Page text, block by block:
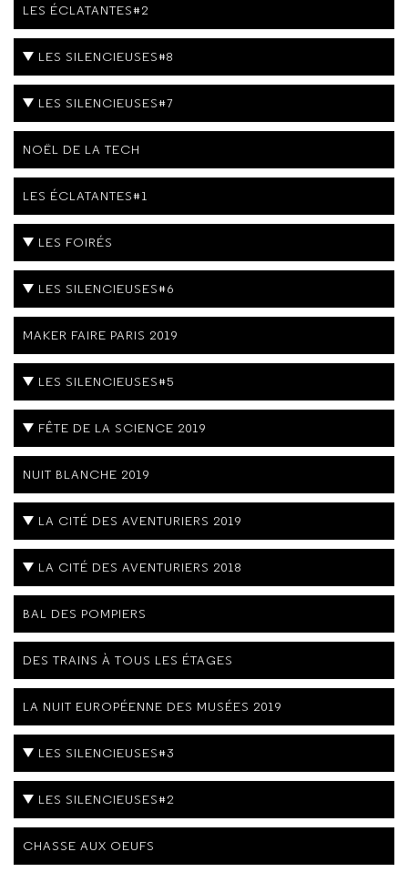
LES ÉCLATANTES#2
LES SILENCIEUSES#8
LES SILENCIEUSES#7
NOËL DE LA TECH
LES ÉCLATANTES#1
LES FOIRÉS
LES SILENCIEUSES#6
MAKER FAIRE PARIS 2019
LES SILENCIEUSES#5
FÊTE DE LA SCIENCE 2019
NUIT BLANCHE 2019
LA CITÉ DES AVENTURIERS 2019
LA CITÉ DES AVENTURIERS 2018
BAL DES POMPIERS
DES TRAINS À TOUS LES ÉTAGES
LA NUIT EUROPÉENNE DES MUSÉES 2019
LES SILENCIEUSES#3
LES SILENCIEUSES#2
CHASSE AUX OEUFS